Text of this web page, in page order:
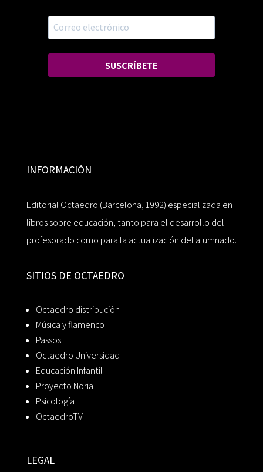
SUSCRÍBETE
INFORMACIÓN
Editorial Octaedro (Barcelona, 1992) especializada en
libros sobre educación, tanto para el desarrollo del
profesorado como para la actualización del alumnado.
SITIOS DE OCTAEDRO
Octaedro distribución
Música y flamenco
Passos
Octaedro Universidad
Educación Infantil
Proyecto Noria
Psicología
OctaedroTV
LEGAL